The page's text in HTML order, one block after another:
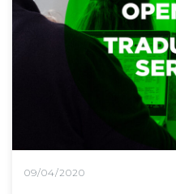
09/04/2020